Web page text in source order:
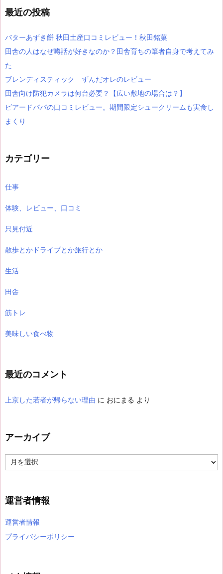
最近の投稿
バターあずき餅 秋田土産口コミレビュー！秋田銘菓
田舎の人はなぜ噂話が好きなのか？田舎育ちの筆者自身で考えてみ
た
ブレンディスティック ずんだオレのレビュー
田舎向け防犯カメラは何台必要？【広い敷地の場合は？】
ビアードパパの口コミレビュー。期間限定シュークリームも実食し
まくり
カテゴリー
仕事
体験、レビュー、口コミ
只見付近
散歩とかドライブとか旅行とか
生活
田舎
筋トレ
美味しい食べ物
最近のコメント
上京した若者が帰らない理由 に おにまる より
アーカイブ
ー
ブ
運営者情報
運営者情報
プライバシーポリシー